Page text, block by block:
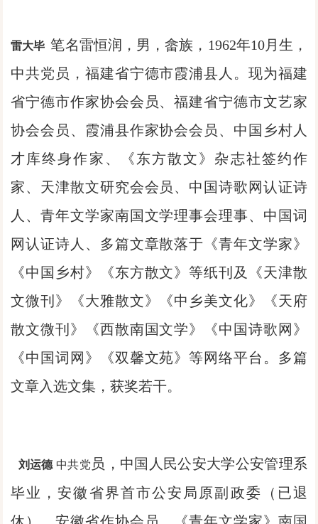
雷大毕笔名雷恒润，男，畲族，1962年10月生，
中共党员，福建省宁德市霞浦县人。现为福建
省宁德市作家协会会员、福建省宁德市文艺家
协会会员、霞浦县作家协会会员、中国乡村人
才库终身作家、《东方散文》杂志社签约作
家、天津散文研究会会员、中国诗歌网认证诗
人、青年文学家南国文学理事会理事、中国词
网认证诗人、多篇文章散落于《青年文学家》
《中国乡村》《东方散文》等纸刊及《天津散
文微刊》《大雅散文》《中乡美文化》《天府
散文微刊》《西散南国文学》《中国诗歌网》
《中国词网》《双馨文苑》等网络平台。多篇
文章入选文集，获奖若干。
刘运德 中共党 员，中国人民公安大学公安管理系
毕业，安徽省界首市公安局原副政委（已退